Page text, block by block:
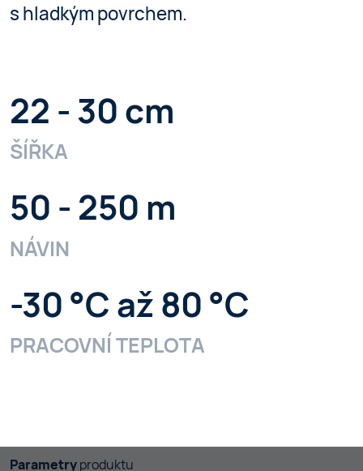
s hladkým povrchem.
22 - 30 cm
ŠÍŘKA
50 - 250 m
NÁVIN
-30 °C až 80 °C
PRACOVNÍ TEPLOTA
Parametryproduktu